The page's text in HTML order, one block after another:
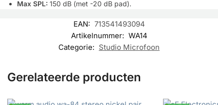
Max SPL: 150 dB (met -20 dB pad).
EAN: 713541493094
Artikelnummer: WA14
Categorie: Studio Microfoon
Gerelateerde producten